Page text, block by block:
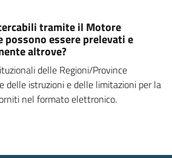
tramite il Motore
possono essere prelevati e
altrove?
delle Regioni/Province
delle istruzioni e delle limitazioni per la
nel formato elettronico.